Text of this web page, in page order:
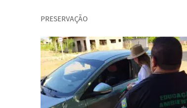
PRESERVAÇÃO